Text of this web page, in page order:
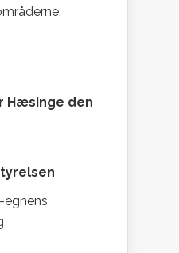
den